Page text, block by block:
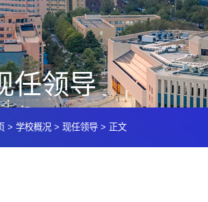
任领导
> 学校概况 > 现任领导 > 正文